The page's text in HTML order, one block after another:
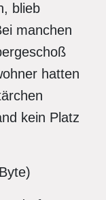
blieb
manchen
hatten
kein Platz